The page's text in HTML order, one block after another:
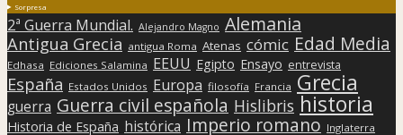
Sorpresa
2ª Guerra Mundial. Alejandro Magno Alemania
Antigua Grecia antigua Roma Atenas cómic Edad Media
Edhasa Ediciones Salamina EEUU Egipto Ensayo entrevista
España Estados Unidos Europa filosofía Francia Grecia
guerra Guerra civil española Hislibris historia
Historia de España histórica Imperio romano Inglaterra